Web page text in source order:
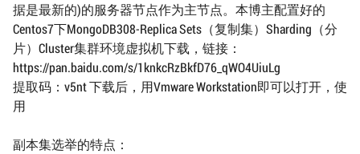
据是最新的)的服务器节点作为主节点。本博主配置好的
Centos7下MongoDB308-Replica Sets（复制集）Sharding（分
片）Cluster集群环境虚拟机下载，链接：
https://pan.baidu.com/s/1knkcRzBkfD76_qWO4UiuLg
提取码：v5nt 下载后，用Vmware Workstation即可以打开，使
用
副本集选举的特点：